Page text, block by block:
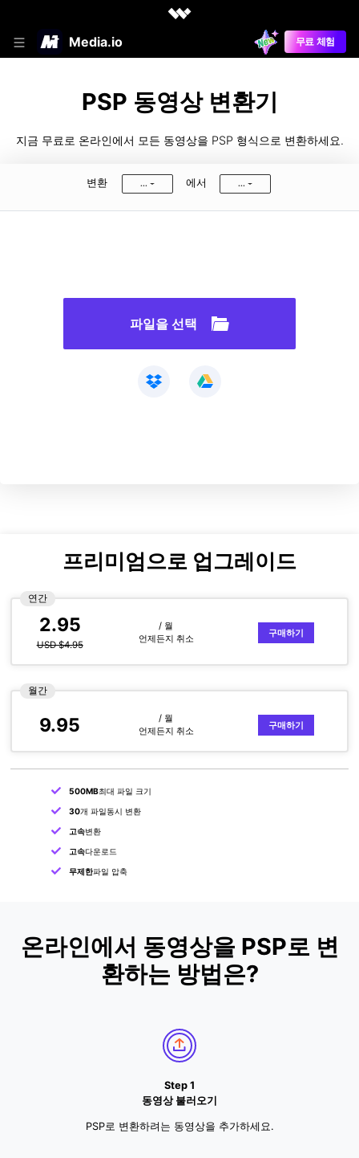
Media.io 무료 체험
PSP 동영상 변환기
지금 무료로 온라인에서 모든 동영상을 PSP 형식으로 변환하세요.
변환 ... 에서 ...
파일을 선택
프리미엄으로 업그레이드
연간
2.95
USD $4.95
/ 월
언제든지 취소
구매하기
월간
9.95
/ 월
언제든지 취소
구매하기
500MB최대 파일 크기
30개 파일동시 변환
고속변환
고속다운로드
무제한파일 압축
온라인에서 동영상을 PSP로 변
환하는 방법은?
Step 1
동영상 불러오기
PSP로 변환하려는 동영상을 추가하세요.